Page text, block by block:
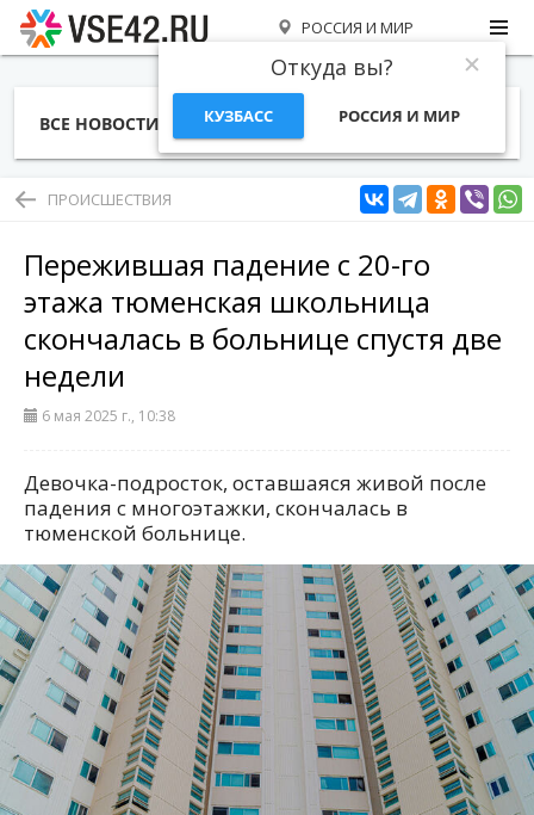
РОССИЯ И МИР
Откуда вы?
КУЗБАСС РОССИЯ И МИР
ВСЕ НОВОСТИ СТАТЬИ ТЕМЫ ФОТО
ПРОИСШЕСТВИЯ
Пережившая падение с 20-го
этажа тюменская школьница
скончалась в больнице спустя две
недели
6 мая 2025 г., 10:38
Девочка-подросток, оставшаяся живой после
падения с многоэтажки, скончалась в
тюменской больнице.